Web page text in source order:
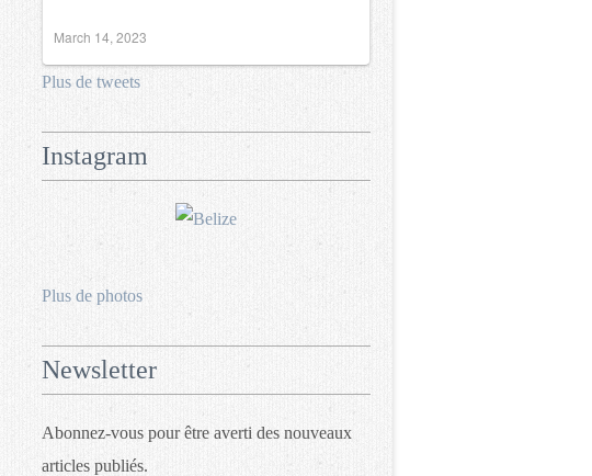
March 14, 2023
Plus de tweets
Instagram
Plus de photos
Newsletter
Abonnez-vous pour être averti des nouveaux
articles publiés.